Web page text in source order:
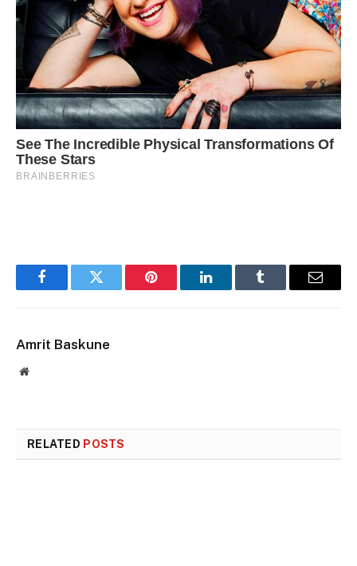
FacebookTwitter Pinterest LinkedInTumblr Email
Amrit Baskune
Website
RELATED POSTS